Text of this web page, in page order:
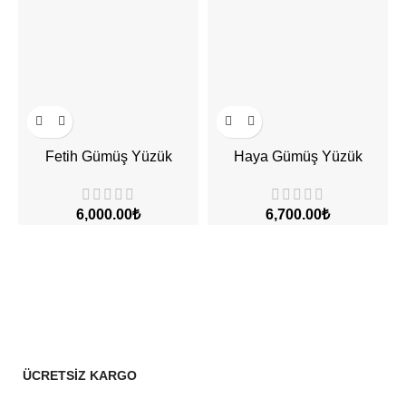
Fetih Gümüş Yüzük
₺
Haya Gümüş Yüzük
₺
ÜCRETSİZ KARGO